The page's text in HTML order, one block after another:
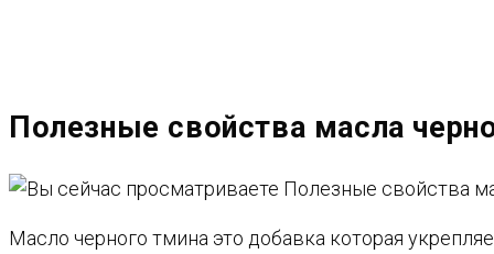
САЙТУ
Полезные свойства масла
Масло черного тмина это добавка которая